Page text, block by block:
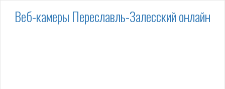
Веб-камеры Переславль-Залесский онлайн